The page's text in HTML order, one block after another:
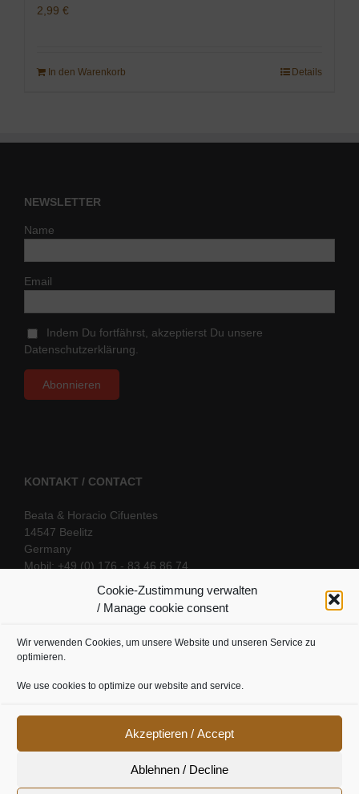
Cookie-Zustimmung verwalten
/ Manage cookie consent
Wir verwenden Cookies, um unsere Website und unseren Service zu
optimieren.
We use cookies to optimize our website and service.
Akzeptieren / Accept
Ablehnen / Decline
2,99 €
In den Warenkorb Details
NEWSLETTER
Name
Email
Indem Du fortfährst, akzeptierst Du unsere
Datenschutzerklärung.
KONTAKT / CONTACT
Beata & Horacio Cifuentes
14547 Beelitz
Germany
Mobil: +49 (0) 176 - 83 46 86 74
SOCIAL LINKS